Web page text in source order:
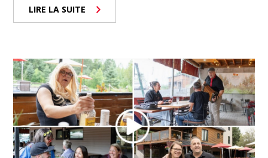
LIRE LA SUITE